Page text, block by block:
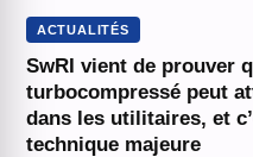
ACTUALITÉS
SwRI vient de prouver
turbocompressé peut
dans les utilitaires, et
technique majeure